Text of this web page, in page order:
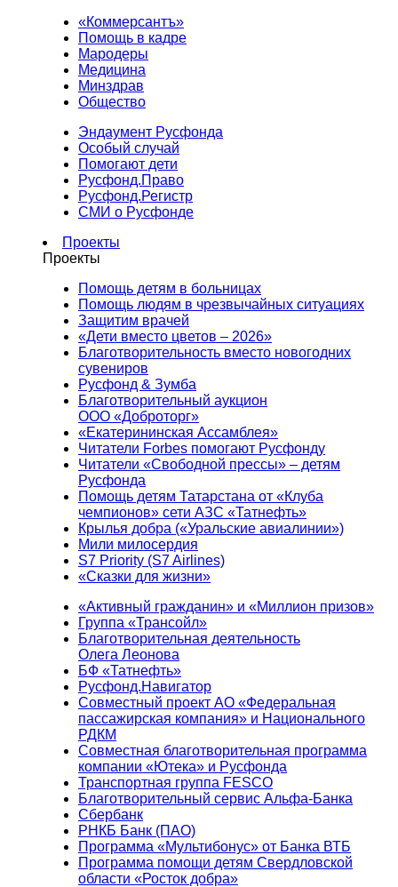
«Коммерсантъ»
Помощь в кадре
Мародеры
Медицина
Минздрав
Общество
Эндаумент Русфонда
Особый случай
Помогают дети
Русфонд.Право
Русфонд.Регистр
СМИ о Русфонде
Проекты
Проекты
Помощь детям в больницах
Помощь людям в чрезвычайных ситуациях
Защитим врачей
«Дети вместо цветов – 2026»
Благотворительность вместо новогодних
сувениров
Русфонд & Зумба
Благотворительный аукцион
ООО «Доброторг»
«Екатерининская Ассамблея»
Читатели Forbes помогают Русфонду
Читатели «Свободной прессы» – детям
Русфонда
Помощь детям Татарстана от «Клуба
чемпионов» сети АЗС «Татнефть»
Крылья добра («Уральские авиалинии»)
Мили милосердия
S7 Priority (S7 Airlines)
«Сказки для жизни»
«Активный гражданин» и «Миллион призов»
Группа «Трансойл»
Благотворительная деятельность
Олега Леонова
БФ «Татнефть»
Русфонд.Навигатор
Совместный проект АО «Федеральная
пассажирская компания» и Национального
РДКМ
Совместная благотворительная программа
компании «Ютека» и Русфонда
Транспортная группа FESCO
Благотворительный сервис Альфа-Банка
Сбербанк
РНКБ Банк (ПАО)
Программа «Мультибонус» от Банка ВТБ
Программа помощи детям Свердловской
области «Росток добра»